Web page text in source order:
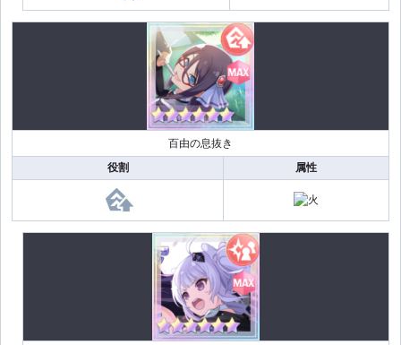
百由の息抜き
役割
属性